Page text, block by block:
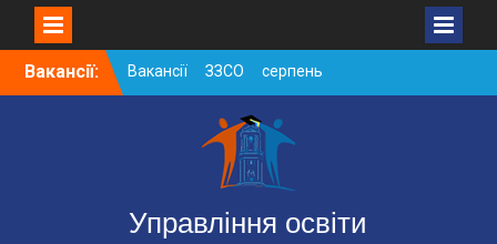
SkipВакансії:
Вакансії ЗЗСО серпень
2026
Вакансії ЗЗСО червень
Вакансії у ЗДО та
дошкільних підрозділах
ЗЗСО станом на
01.08.2026 р.
Управління освіти